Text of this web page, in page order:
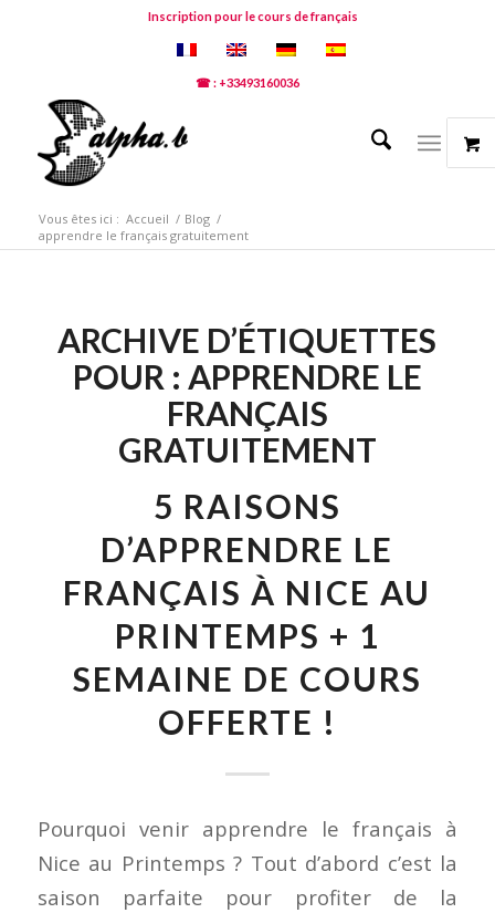
Inscription pour le cours de français
☎ : +33493160036
Vous êtes ici : Accueil / Blog /
apprendre le français gratuitement
ARCHIVE D’ÉTIQUETTES
POUR : APPRENDRE LE
FRANÇAIS
GRATUITEMENT
5 RAISONS
D’APPRENDRE LE
FRANÇAIS À NICE AU
PRINTEMPS + 1
SEMAINE DE COURS
OFFERTE !
Pourquoi venir apprendre le français à
Nice au Printemps ? Tout d’abord c’est la
saison parfaite pour profiter de la